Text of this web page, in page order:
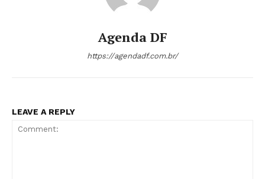
Agenda DF
https://agendadf.com.br/
LEAVE A REPLY